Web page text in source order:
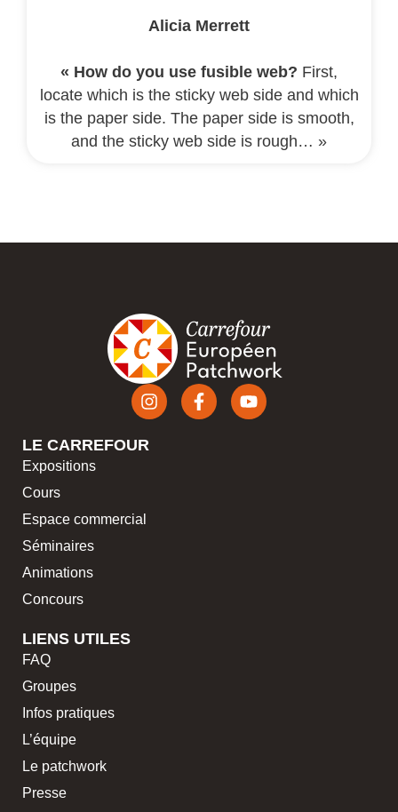
Alicia Merrett
« How do you use fusible web? First,
locate which is the sticky web side and which
is the paper side. The paper side is smooth,
and the sticky web side is rough… »
LE CARREFOUR
Expositions
Cours
Espace commercial
Séminaires
Animations
Concours
LIENS UTILES
FAQ
Groupes
Infos pratiques
L’équipe
Le patchwork
Presse